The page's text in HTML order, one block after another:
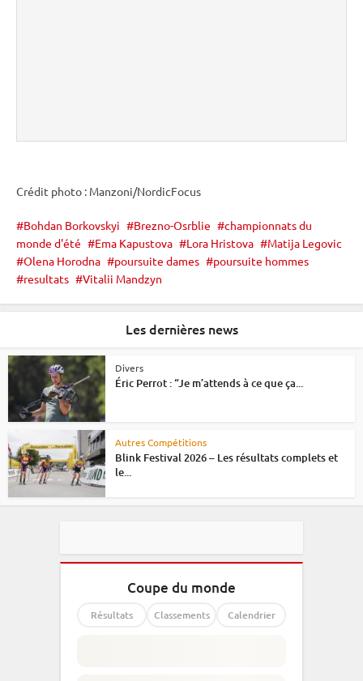
Crédit photo : Manzoni/NordicFocus
Bohdan Borkovskyi Brezno-Osrblie
championnats du
monde d'été
Ema Kapustova Lora Hristova
Matija Legovic
Olena Horodna
poursuite dames
poursuite hommes
resultats
Vitalii Mandzyn
Les dernières news
Divers
Éric Perrot : “Je m’attends à ce que ça...
Autres Compétitions
Blink Festival 2026 – Les résultats complets et
le...
Coupe du monde
Résultats Classements Calendrier